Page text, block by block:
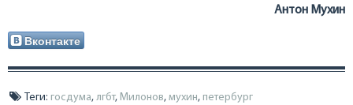
Антон Мухин
Вконтакте
Теги: госдума, лгбт, Милонов, мухин, петербург